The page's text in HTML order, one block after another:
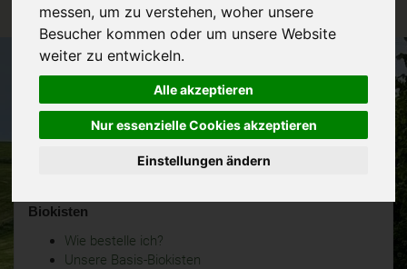
messen, um zu verstehen, woher unsere
Besucher kommen oder um unsere Website
weiter zu entwickeln.
Alle akzeptieren
Nur essenzielle Cookies akzeptieren
Einstellungen ändern
Biokisten
Wie bestelle ich?
Unsere Basis-Biokisten